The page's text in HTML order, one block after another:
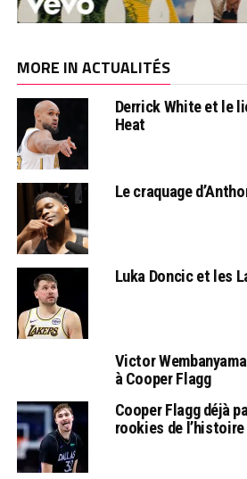
MORE IN ACTUALITÉS
Derrick White et le
Heat
Le craquage
Luka Doncic et les
Victor
à Cooper Flagg
Cooper Flagg déjà
rookies de l’histoire